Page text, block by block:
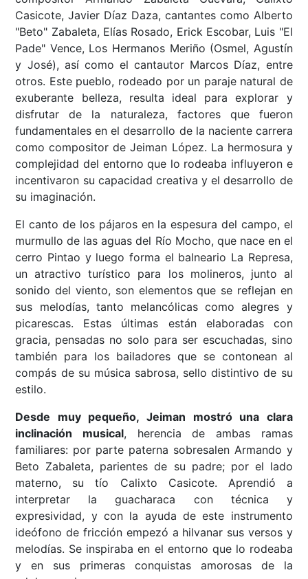
Casicote, Javier Díaz Daza, cantantes como Alberto
"Beto" Zabaleta, Elías Rosado, Erick Escobar, Luis "El
Pade" Vence, Los Hermanos Meriño (Osmel, Agustín
y José), así como el cantautor Marcos Díaz, entre
otros. Este pueblo, rodeado por un paraje natural de
exuberante belleza, resulta ideal para explorar y
disfrutar de la naturaleza, factores que fueron
fundamentales en el desarrollo de la naciente carrera
como compositor de Jeiman López. La hermosura y
complejidad del entorno que lo rodeaba influyeron e
incentivaron su capacidad creativa y el desarrollo de
su imaginación.
El canto de los pájaros en la espesura del campo, el
murmullo de las aguas del Río Mocho, que nace en el
cerro Pintao y luego forma el balneario La Represa,
un atractivo turístico para los molineros, junto al
sonido del viento, son elementos que se reflejan en
sus melodías, tanto melancólicas como alegres y
picarescas. Estas últimas están elaboradas con
gracia, pensadas no solo para ser escuchadas, sino
también para los bailadores que se contonean al
compás de su música sabrosa, sello distintivo de su
estilo.
Desde muy pequeño, Jeiman mostró una clara
inclinación musical, herencia de ambas ramas
familiares: por parte paterna sobresalen Armando y
Beto Zabaleta, parientes de su padre; por el lado
materno, su tío Calixto Casicote. Aprendió a
interpretar la guacharaca con técnica y
expresividad, y con la ayuda de este instrumento
ideófono de fricción empezó a hilvanar sus versos y
melodías. Se inspiraba en el entorno que lo rodeaba
y en sus primeras conquistas amorosas de la